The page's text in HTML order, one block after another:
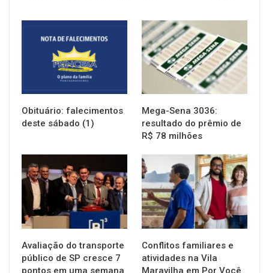
Obituário: falecimentos
deste sábado (1)
NOTÍCIAS
Mega-Sena 3036:
resultado do prêmio de
R$ 78 milhões
NOTÍCIAS
Avaliação do transporte
público de SP cresce 7
pontos em uma semana
NOTÍCIAS
Conflitos familiares e
atividades na Vila
Maravilha em Por Você